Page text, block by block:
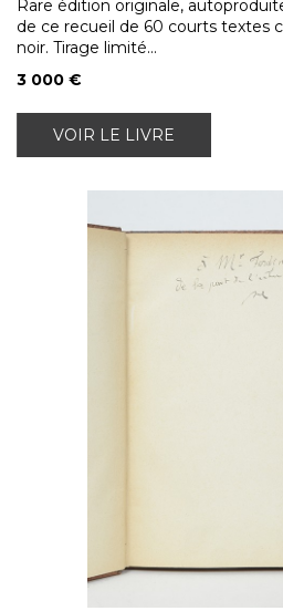
Rare édition originale,
de ce recueil de 60 courts textes
noir. Tirage limité...
3 000 €
VOIR LE LIVRE